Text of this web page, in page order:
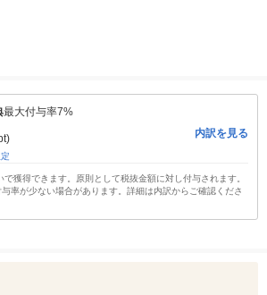
最大付与率7%
内訳を見る
獲得できます。原則として税抜金額に対し付与されます。
率が少ない場合があります。詳細は内訳からご確認くださ